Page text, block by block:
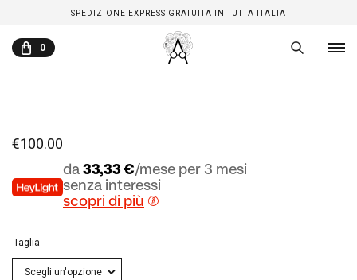
SPEDIZIONE EXPRESS GRATUITA IN TUTTA ITALIA
0
€100.00
da 33,33 €/mese per 3 mesi
senza interessi
scopri di più
Taglia